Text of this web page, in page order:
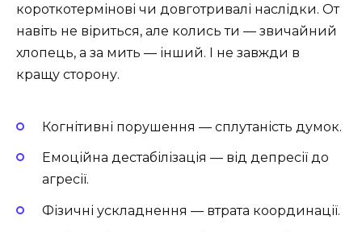
короткотермінові чи довготривалі наслідки. От
навіть не віриться, але колись ти — звичайний
хлопець, а за мить — інший. І не завжди в
кращу сторону.
Когнітивні порушення — сплутаність думок.
Емоційна дестабілізація — від депресії до
агресії.
Фізичні ускладнення — втрата координації.